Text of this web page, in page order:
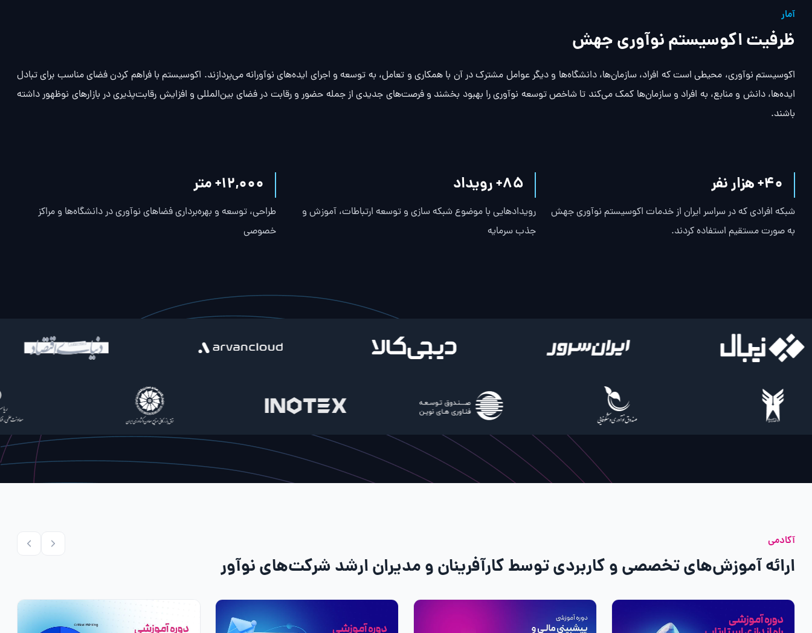
آمار
ظرفیت اکوسیستم نوآوری جهش
اکوسیستم نوآوری، محیطی است که افراد، سازمان‌ها، دانشگاه‌ها و دیگر عوامل مشترک در آن با همکاری و تعامل، به توسعه و اجرای ایده‌های نوآورانه می‌پردازند. اکوسیستم با فراهم کردن فضای مناسب برای تبادل
ایده‌ها، دانش و منابع، به افراد و سازمان‌ها کمک می‌کند تا شاخص توسعه نوآوری را بهبود بخشند و فرصت‌های جدیدی از جمله حضور و رقابت در فضای بین‌المللی و افزایش رقابت‌پذیری در بازارهای نوظهور داشته
باشند.
40+ هزار نفر
شبکه افرادی که در سراسر ایران از خدمات اکوسیستم نوآوری جهش
به صورت مستقیم استفاده کردند.
85+ رویداد
رویدادهایی با موضوع شبکه سازی و توسعه ارتباطات، آموزش و
جذب سرمایه
12,000+ متر
طراحی، توسعه و بهره‌برداری فضاهای نوآوری در دانشگاه‌ها و مراکز
خصوصی
آکادمی
ارائه آموزش‌های تخصصی و کاربردی توسط کارآفرینان و مدیران ارشد شرکت‌های نوآور